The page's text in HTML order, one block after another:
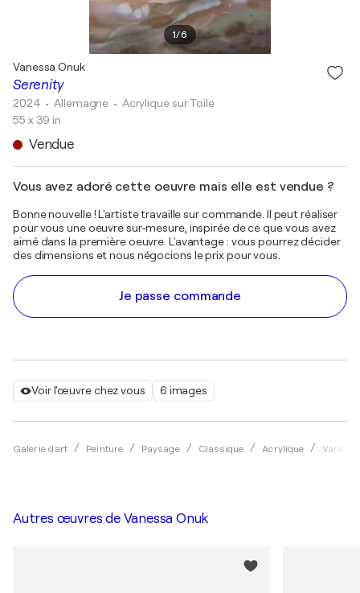
1/6
Voir l'œuvre chez vous 6 images
Galerie d'art Peinture Paysage Classique Acrylique
Serenity
Vanessa Onuk
2024 • Allemagne • Acrylique sur Toile
55 x 39 in
Vendue
Vous avez adoré cette oeuvre mais elle est vendue ?
Bonne nouvelle ! L'artiste travaille sur commande. Il peut réaliser
pour vous une oeuvre sur-mesure, inspirée de ce que vous avez
aimé dans la première oeuvre. L'avantage : vous pourrez décider
des dimensions et nous négocions le prix pour vous.
Je passe commande
Autres œuvres de Vanessa Onuk